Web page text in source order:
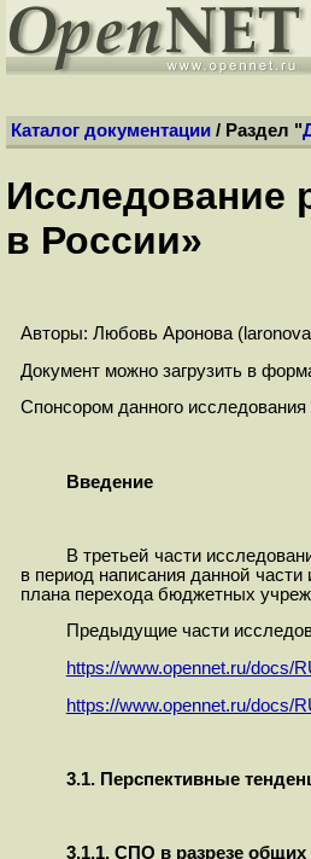
Каталог документации / Раздел "
Исследование
в России»
Авторы: Любовь Аронова
Документ можно загрузить в
Спонсором данного
Введение
В третьей части
в период написания данной части
плана перехода бюджетных
Предыдущие части
https://www.opennet.ru/docs/
https://www.opennet.ru/docs/
3.1. Перспективные
3.1.1. СПО в разрезе